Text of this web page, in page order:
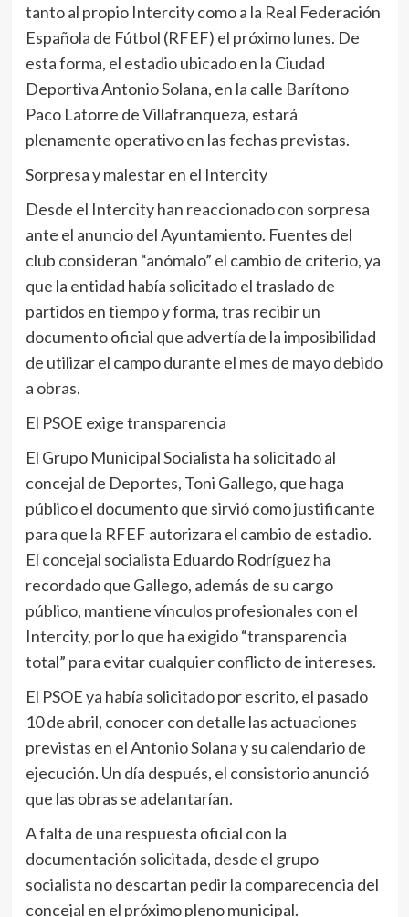
tanto al propio Intercity como a la Real Federación
Española de Fútbol (RFEF) el próximo lunes. De
esta forma, el estadio ubicado en la Ciudad
Deportiva Antonio Solana, en la calle Barítono
Paco Latorre de Villafranqueza, estará
plenamente operativo en las fechas previstas.
Sorpresa y malestar en el Intercity
Desde el Intercity han reaccionado con sorpresa
ante el anuncio del Ayuntamiento. Fuentes del
club consideran “anómalo” el cambio de criterio, ya
que la entidad había solicitado el traslado de
partidos en tiempo y forma, tras recibir un
documento oficial que advertía de la imposibilidad
de utilizar el campo durante el mes de mayo debido
a obras.
El PSOE exige transparencia
El Grupo Municipal Socialista ha solicitado al
concejal de Deportes, Toni Gallego, que haga
público el documento que sirvió como justificante
para que la RFEF autorizara el cambio de estadio.
El concejal socialista Eduardo Rodríguez ha
recordado que Gallego, además de su cargo
público, mantiene vínculos profesionales con el
Intercity, por lo que ha exigido “transparencia
total” para evitar cualquier conflicto de intereses.
El PSOE ya había solicitado por escrito, el pasado
10 de abril, conocer con detalle las actuaciones
previstas en el Antonio Solana y su calendario de
ejecución. Un día después, el consistorio anunció
que las obras se adelantarían.
A falta de una respuesta oficial con la
documentación solicitada, desde el grupo
socialista no descartan pedir la comparecencia del
concejal en el próximo pleno municipal.